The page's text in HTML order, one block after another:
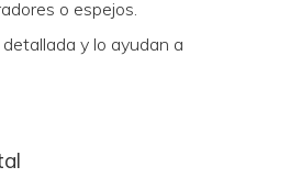
o espejos.
y lo ayudan a